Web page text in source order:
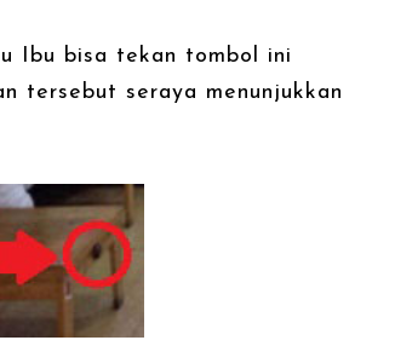
Ibu bisa tekan tombol ini
tersebut seraya menunjukkan